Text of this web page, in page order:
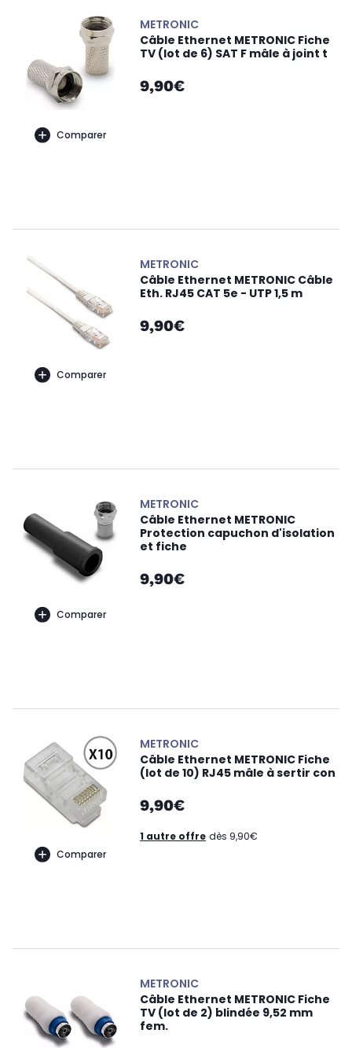
Comparer
METRONIC
Câble Ethernet METRONIC Fiche
TV (lot de 6) SAT F mâle à joint t
9,90€
Comparer
METRONIC
Câble Ethernet METRONIC Câble
Eth. RJ45 CAT 5e - UTP 1,5 m
9,90€
Comparer
METRONIC
Câble Ethernet METRONIC
Protection capuchon d'isolation
et fiche
9,90€
Comparer
METRONIC
Câble Ethernet METRONIC Fiche
(lot de 10) RJ45 mâle à sertir con
9,90€
1 autre offre dès 9,90€
METRONIC
Câble Ethernet METRONIC Fiche
TV (lot de 2) blindée 9,52 mm
fem.